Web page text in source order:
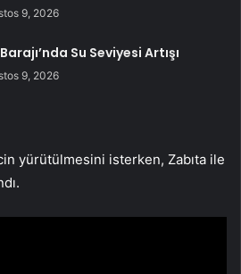
9, 2026
Su Seviyesi Artışı
9, 2026
yürütülmesini isterken, Zabıta ile